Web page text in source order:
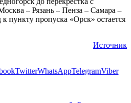
– Рязань – Пенза – Самара –
пункту пропуска «Орск» остается
Источник
TwitterWhatsAppTelegramViber